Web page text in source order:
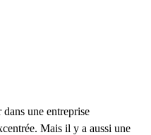
une entreprise
Mais il y a aussi une